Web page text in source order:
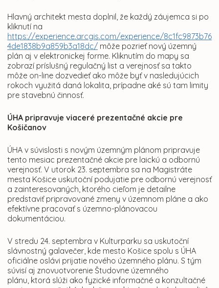
Hlavný architekt mesta doplnil, že každý záujemca si po
kliknutí na
https://experience.arcgis.com/experience/8c1fc9873b76
4de1838b9a859b3a18dc/ môže pozrieť nový územný
plán aj v elektronickej forme. Kliknutím do mapy sa
zobrazí príslušný regulačný list a verejnosť sa takto
môže on-line dozvedieť ako môže byť v nasledujúcich
rokoch využitá daná lokalita, prípadne aké sú tam limity
pre stavebnú činnosť.
ÚHA pripravuje viaceré prezentačné akcie pre
Košičanov
ÚHA v súvislosti s novým územným plánom pripravuje
tento mesiac prezentačné akcie pre laickú a odbornú
verejnosť. V utorok 23. septembra sa na Magistráte
mesta Košice uskutoční podujatie pre odbornú verejnosť
a zainteresovaných, ktorého cieľom je detailne
predstaviť pripravované zmeny v územnom pláne a ako
efektívne pracovať s územno-plánovacou
dokumentáciou.
V stredu 24. septembra v Kulturparku sa uskutoční
slávnostný galavečer, kde mesto Košice spolu s ÚHA
oficiálne oslávi prijatie nového územného plánu. S tým
súvisí aj znovuotvorenie Študovne územného
plánu, ktorá slúži ako fyzické informačné a konzultačné